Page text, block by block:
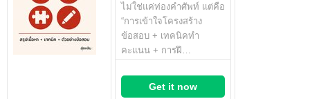
ไม่ใช่แค่ท่องคำศัพท์ แต่คือ
“การเข้าใจโครงสร้าง
ข้อสอบ + เทคนิคทำ
คะแนน + การฝึ…
Get it now